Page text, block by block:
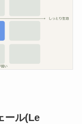
ール(Le